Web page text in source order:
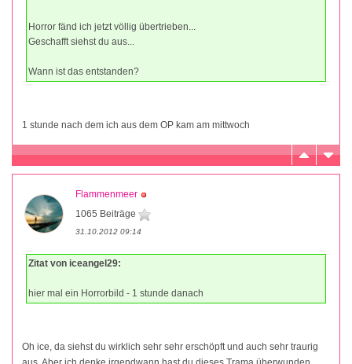
Horror fänd ich jetzt völlig übertrieben...
Geschafft siehst du aus...
Wann ist das entstanden?
1 stunde nach dem ich aus dem OP kam am mittwoch
Flammenmeer
1065 Beiträge
31.10.2012 09:14
Zitat von iceangel29:
hier mal ein Horrorbild - 1 stunde danach
Oh ice, da siehst du wirklich sehr sehr erschöpft und auch sehr traurig